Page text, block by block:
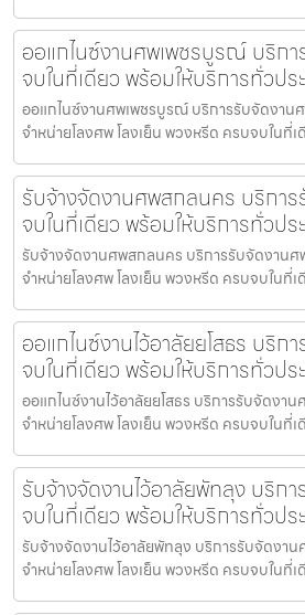
ออแกไนซ์งานศพเพชรบูรณ์ บริก
จบในที่เดียว พร้อมให้บริการทั่วปร
ออแกไนซ์งานศพเพชรบูรณ์ บริการรับจัดงาน
จำหน่ายโลงศพ โลงเย็น พวงหรีด ครบจบในที่
รับจ้างจัดงานศพสกลนคร บริกา
จบในที่เดียว พร้อมให้บริการทั่วปร
รับจ้างจัดงานศพสกลนคร บริการรับจัดงาน
จำหน่ายโลงศพ โลงเย็น พวงหรีด ครบจบในที่
ออแกไนซ์งานไว้อาลัยยโสธร บริ
จบในที่เดียว พร้อมให้บริการทั่วปร
ออแกไนซ์งานไว้อาลัยยโสธร บริการรับจัดงา
จำหน่ายโลงศพ โลงเย็น พวงหรีด ครบจบในที่
รับจ้างจัดงานไว้อาลัยพัทลุง บริก
จบในที่เดียว พร้อมให้บริการทั่วปร
รับจ้างจัดงานไว้อาลัยพัทลุง บริการรับจัดงา
จำหน่ายโลงศพ โลงเย็น พวงหรีด ครบจบในที่